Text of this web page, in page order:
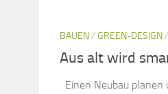
BAUEN/ GREEN-DESIGN/
Aus alt wird
Einen Neubau planen